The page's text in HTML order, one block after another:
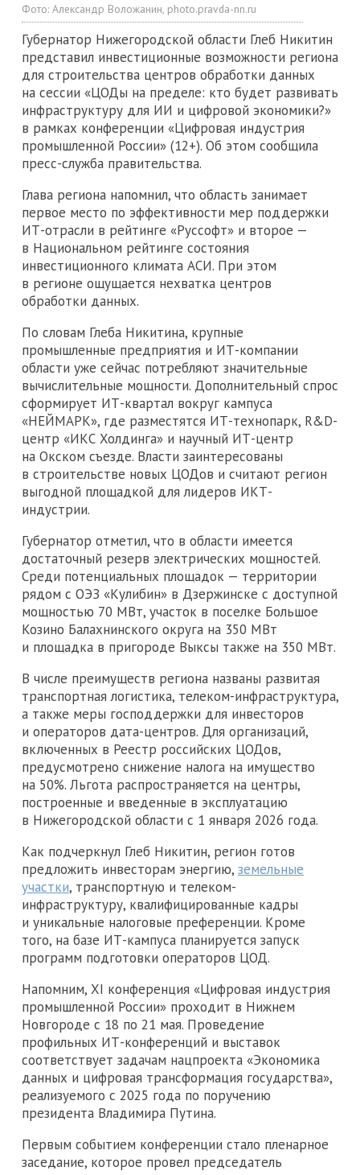
Фото: Александр Воложанин, photo.pravda-nn.ru
Губернатор Нижегородской области Глеб Никитин
представил инвестиционные возможности региона
для строительства центров обработки данных
на сессии «ЦОДы на пределе: кто будет развивать
инфраструктуру для ИИ и цифровой экономики?»
в рамках конференции «Цифровая индустрия
промышленной России» (12+). Об этом сообщила
пресс-служба правительства.
Глава региона напомнил, что область занимает
первое место по эффективности мер поддержки
ИТ-отрасли в рейтинге «Руссофт» и второе —
в Национальном рейтинге состояния
инвестиционного климата АСИ. При этом
в регионе ощущается нехватка центров
обработки данных.
По словам Глеба Никитина, крупные
промышленные предприятия и ИТ-компании
области уже сейчас потребляют значительные
вычислительные мощности. Дополнительный спрос
сформирует ИТ-квартал вокруг кампуса
«НЕЙМАРК», где разместятся ИТ-технопарк, R&D-
центр «ИКС Холдинга» и научный ИТ-центр
на Окском съезде. Власти заинтересованы
в строительстве новых ЦОДов и считают регион
выгодной площадкой для лидеров ИКТ-
индустрии.
Губернатор отметил, что в области имеется
достаточный резерв электрических мощностей.
Среди потенциальных площадок — территории
рядом с ОЭЗ «Кулибин» в Дзержинске с доступной
мощностью 70 МВт, участок в поселке Большое
Козино Балахнинского округа на 350 МВт
и площадка в пригороде Выксы также на 350 МВт.
В числе преимуществ региона названы развитая
транспортная логистика, телеком-инфраструктура,
а также меры господдержки для инвесторов
и операторов дата-центров. Для организаций,
включенных в Реестр российских ЦОДов,
предусмотрено снижение налога на имущество
на 50%. Льгота распространяется на центры,
построенные и введенные в эксплуатацию
в Нижегородской области с 1 января 2026 года.
Как подчеркнул Глеб Никитин, регион готов
предложить инвесторам энергию, земельные
участки, транспортную и телеком-
инфраструктуру, квалифицированные кадры
и уникальные налоговые преференции. Кроме
того, на базе ИТ-кампуса планируется запуск
программ подготовки операторов ЦОД.
Напомним, XI конференция «Цифровая индустрия
промышленной России» проходит в Нижнем
Новгороде с 18 по 21 мая. Проведение
профильных ИТ-конференций и выставок
соответствует задачам нацпроекта «Экономика
данных и цифровая трансформация государства»,
реализуемого с 2025 года по поручению
президента Владимира Путина.
Первым событием конференции стало пленарное
заседание, которое провел председатель